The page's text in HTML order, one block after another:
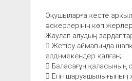
Оқушыларға кесте
әскерлерінің көп
Жаулап алудың
 Жетісу аймағында
елді-мекендер қалған;
 Баласағұн қаласының
 Егін шаруашылығының